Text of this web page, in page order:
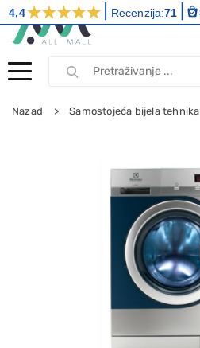
Nazad Samostojeća bijela tehnika
4,4 Recenzija:71